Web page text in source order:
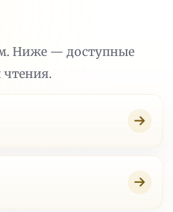
Ниже — доступные